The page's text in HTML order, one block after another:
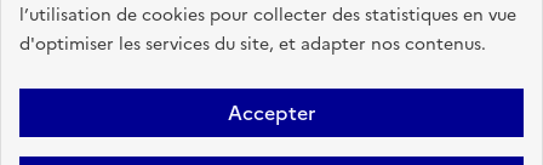
l’utilisation de cookies pour collecter des statistiques en vue
d'optimiser les services du site, et adapter nos contenus.
Accepter
Plan du site Accessibilité : partiellement conforme
Mentions
Légales
Données personnelles Gestion des cookies FAQ